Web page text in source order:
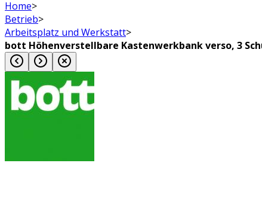
Home>
Betrieb>
Arbeitsplatz und Werkstatt>
bott Höhenverstellbare Kastenwerkbank verso, 3